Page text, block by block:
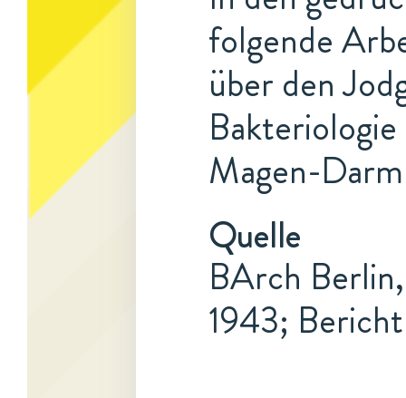
folgende
über den
Magen-
Quelle
BArch
1943;